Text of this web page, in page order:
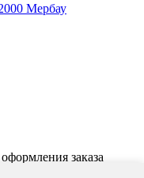
Мербау
заказа